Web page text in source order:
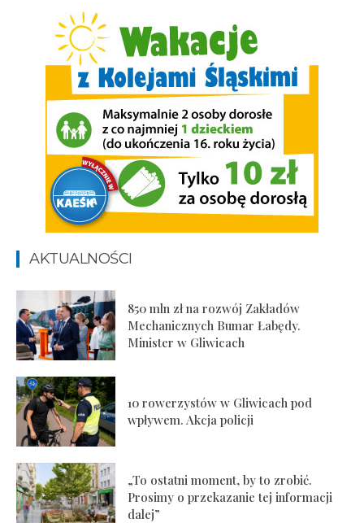
AKTUALNOŚCI
850 mln zł na rozwój Zakładów
Mechanicznych Bumar Łabędy.
Minister w Gliwicach
10 rowerzystów w Gliwicach pod
wpływem. Akcja policji
„To ostatni moment, by to zrobić.
Prosimy o przekazanie tej informacji
dalej”